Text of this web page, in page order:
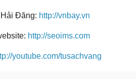
Đăng: http://vnbay.vn
http://seoims.com
youtube.com/tusachvang